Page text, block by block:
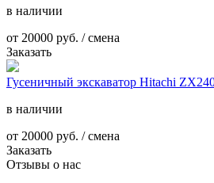
в наличии
от 20000 руб. / смена
Заказать
Гусеничный экскаватор Hitachi
в наличии
от 20000 руб. / смена
Заказать
Отзывы о нас